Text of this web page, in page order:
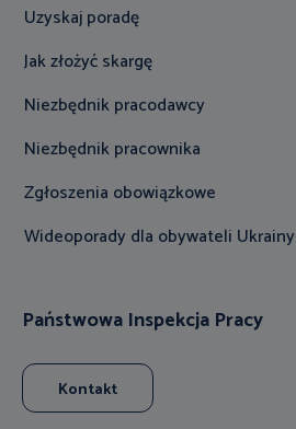
Uzyskaj poradę
Jak złożyć skargę
Niezbędnik pracodawcy
Niezbędnik pracownika
Zgłoszenia obowiązkowe
Wideoporady dla obywateli Ukrainy
Państwowa Inspekcja Pracy
Kontakt